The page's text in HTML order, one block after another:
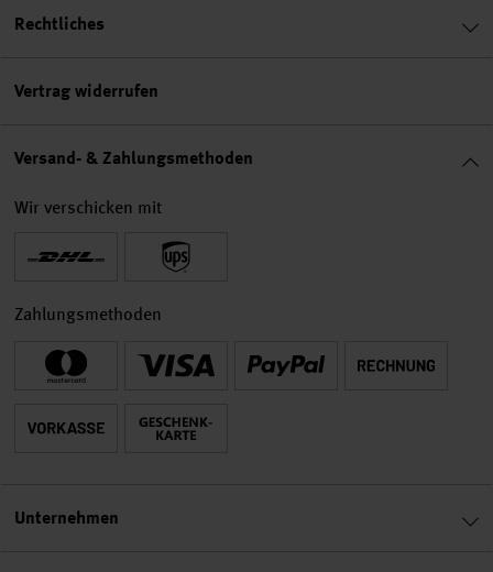
Rechtliches
Vertrag widerrufen
Versand- & Zahlungsmethoden
Wir verschicken mit
Zahlungsmethoden
Unternehmen